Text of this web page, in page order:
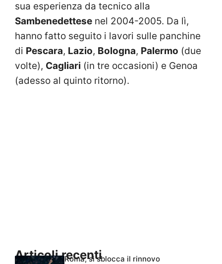
sua esperienza da tecnico alla
Sambenedettese nel 2004-2005. Da lì,
hanno fatto seguito i lavori sulle panchine
di Pescara, Lazio, Bologna, Palermo (due
volte), Cagliari (in tre occasioni) e Genoa
(adesso al quinto ritorno).
Articoli recentiRoma, si sblocca il rinnovo